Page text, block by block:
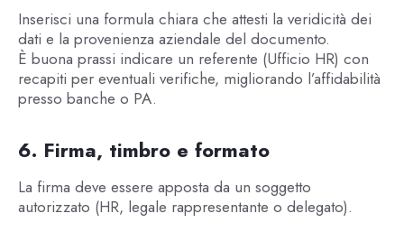
Inserisci una formula chiara che attesti la veridicità dei
dati e la provenienza aziendale del documento.
È buona prassi indicare un referente (Ufficio HR) con
recapiti per eventuali verifiche, migliorando l’affidabilità
presso banche o PA.
6. Firma, timbro e formato
La firma deve essere apposta da un soggetto
autorizzato (HR, legale rappresentante o delegato).